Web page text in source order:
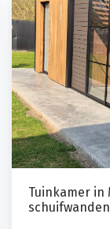
Tuinkamer in